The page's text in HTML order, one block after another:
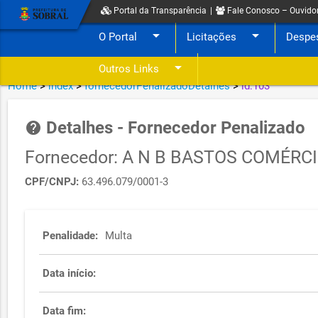
Portal da Transparência Fale Conosco –
O Portal arrow_drop_down Licitações arrow_drop_down
Outros Links arrow_drop_down
Home>index>fornecedorPenalizadoDetalhes>id:103
help Detalhes - Fornecedor Penalizado
Fornecedor: A N B BASTOS
CPF/CNPJ: 63.496.079/0001-3
Penalidade: Multa
Data início:
Data fim: